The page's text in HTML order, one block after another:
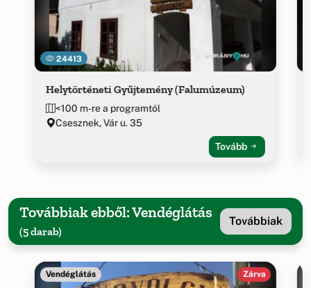
24413
Helytörténeti Gyűjtemény (Falumúzeum)
<100 m-re a programtól
Csesznek, Vár u. 35
Tovább
Továbbiak ebből: Vendéglátás
(5 darab)
Továbbiak
Vendéglátás Zárva